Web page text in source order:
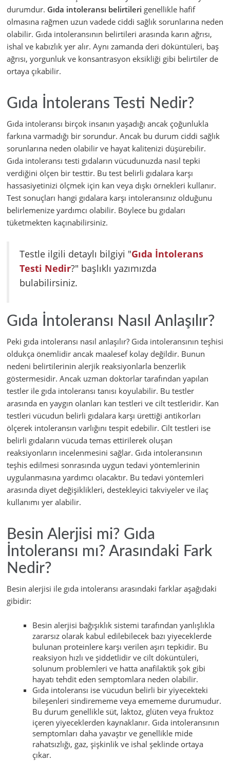
durumdur. Gıda intoleransı belirtileri genellikle hafif
olmasına rağmen uzun vadede ciddi sağlık sorunlarına neden
olabilir. Gıda intoleransının belirtileri arasında karın ağrısı,
ishal ve kabızlık yer alır. Aynı zamanda deri döküntüleri, baş
ağrısı, yorgunluk ve konsantrasyon eksikliği gibi belirtiler de
ortaya çıkabilir.
Gıda İntolerans Testi Nedir?
Gıda intoleransı birçok insanın yaşadığı ancak çoğunlukla
farkına varmadığı bir sorundur. Ancak bu durum ciddi sağlık
sorunlarına neden olabilir ve hayat kalitenizi düşürebilir.
Gıda intoleransı testi gıdaların vücudunuzda nasıl tepki
verdiğini ölçen bir testtir. Bu test belirli gıdalara karşı
hassasiyetinizi ölçmek için kan veya dışkı örnekleri kullanır.
Test sonuçları hangi gıdalara karşı intoleransınız olduğunu
belirlemenize yardımcı olabilir. Böylece bu gıdaları
tüketmekten kaçınabilirsiniz.
Testle ilgili detaylı bilgiyi "Gıda İntolerans
Testi Nedir?" başlıklı yazımızda
bulabilirsiniz.
Gıda İntoleransı Nasıl Anlaşılır?
Peki gıda intoleransı nasıl anlaşılır? Gıda intoleransının teşhisi
oldukça önemlidir ancak maalesef kolay değildir. Bunun
nedeni belirtilerinin alerjik reaksiyonlarla benzerlik
göstermesidir. Ancak uzman doktorlar tarafından yapılan
testler ile gıda intoleransı tanısı koyulabilir. Bu testler
arasında en yaygın olanları kan testleri ve cilt testleridir. Kan
testleri vücudun belirli gıdalara karşı ürettiği antikorları
ölçerek intoleransın varlığını tespit edebilir. Cilt testleri ise
belirli gıdaların vücuda temas ettirilerek oluşan
reaksiyonların incelenmesini sağlar. Gıda intoleransının
teşhis edilmesi sonrasında uygun tedavi yöntemlerinin
uygulanmasına yardımcı olacaktır. Bu tedavi yöntemleri
arasında diyet değişiklikleri, destekleyici takviyeler ve ilaç
kullanımı yer alabilir.
Besin Alerjisi mi? Gıda
İntoleransı mı? Arasındaki Fark
Nedir?
Besin alerjisi ile gıda intoleransı arasındaki farklar aşağıdaki
gibidir:
Besin alerjisi bağışıklık sistemi tarafından yanlışlıkla
zararsız olarak kabul edilebilecek bazı yiyeceklerde
bulunan proteinlere karşı verilen aşırı tepkidir. Bu
reaksiyon hızlı ve şiddetlidir ve cilt döküntüleri,
solunum problemleri ve hatta anafilaktik şok gibi
hayatı tehdit eden semptomlara neden olabilir.
Gıda intoleransı ise vücudun belirli bir yiyecekteki
bileşenleri sindirememe veya emememe durumudur.
Bu durum genellikle süt, laktoz, glüten veya fruktoz
içeren yiyeceklerden kaynaklanır. Gıda intoleransının
semptomları daha yavaştır ve genellikle mide
rahatsızlığı, gaz, şişkinlik ve ishal şeklinde ortaya
çıkar.